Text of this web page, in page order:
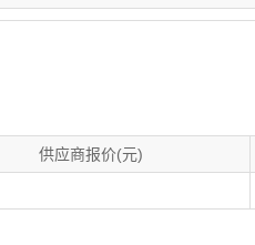
供应商报价(元)